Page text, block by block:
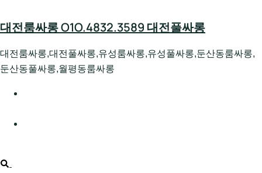
to
대전룸싸롱 O1O.4832.3589 대전풀싸롱
대전룸싸롱,대전풀싸롱,유성룸싸롱,유성풀싸롱,둔산동룸싸롱,
둔산동풀싸롱,월평동룸싸롱
Search